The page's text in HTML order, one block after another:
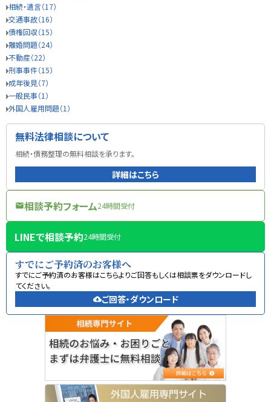
相続・遺言（17）
交通事故（16）
債権回収（15）
離婚問題（24）
不動産（22）
刑事事件（15）
成年後見（7）
一般民事（1）
外国人雇用問題（1）
無料法律相談について
相続・債務整理の無料相談を承ります。
詳細はこちら
mail相談予約フォーム24時間受付
LINEで相談予約24時間受付
すでにご予約済のお客様へ
すでにご予約済のお客様はこちらよりご回答もしくは相談票をダウンロードし
てください。
cloud_downloadご回答・ダウンロード